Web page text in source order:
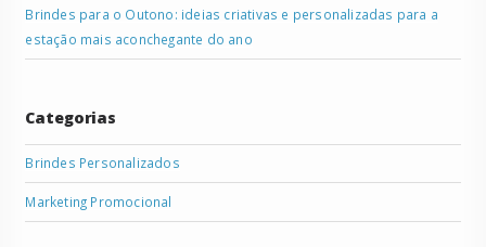
Brindes para o Outono: ideias criativas e personalizadas para a
estação mais aconchegante do ano
Categorias
Brindes Personalizados
Marketing Promocional